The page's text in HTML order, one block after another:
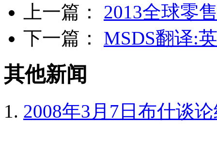
上一篇： 2013全球零
下一篇： MSDS翻译:
其他新闻
2008年3月7日布什谈